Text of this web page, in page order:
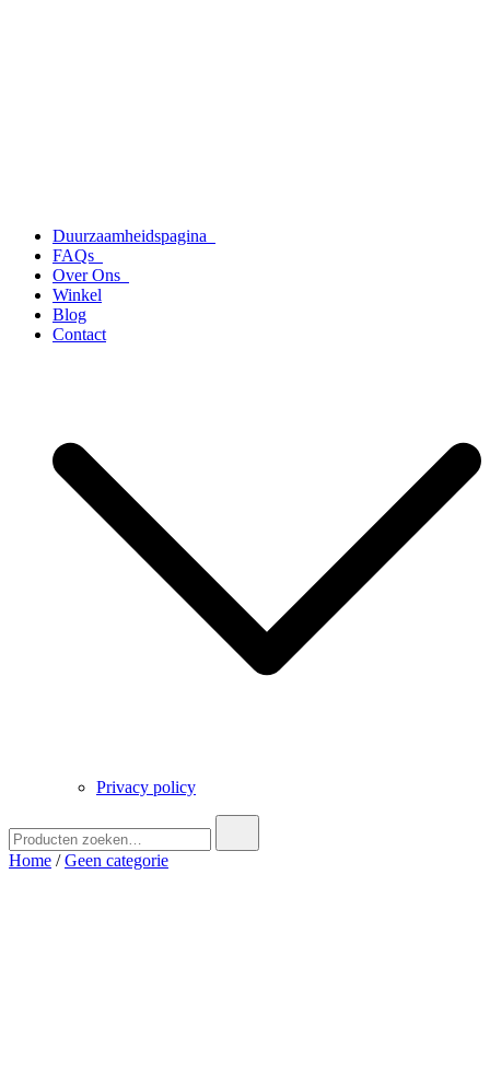
Duurzaamheidspagina
FAQs
Over Ons
Winkel
Blog
Contact
Privacy policy
naar:
Home /Geen categorie